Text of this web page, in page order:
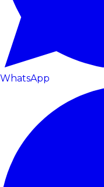
WhatsApp